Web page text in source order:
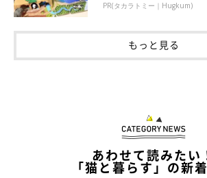
PR(タカラトミー｜Hugkum)
もっと見る
あわせて読みたい
「猫と暮らす」の新